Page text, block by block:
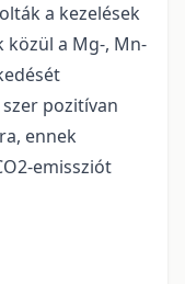
a kezelések
a Mg-, Mn-
pozitívan
ennek
emissziót